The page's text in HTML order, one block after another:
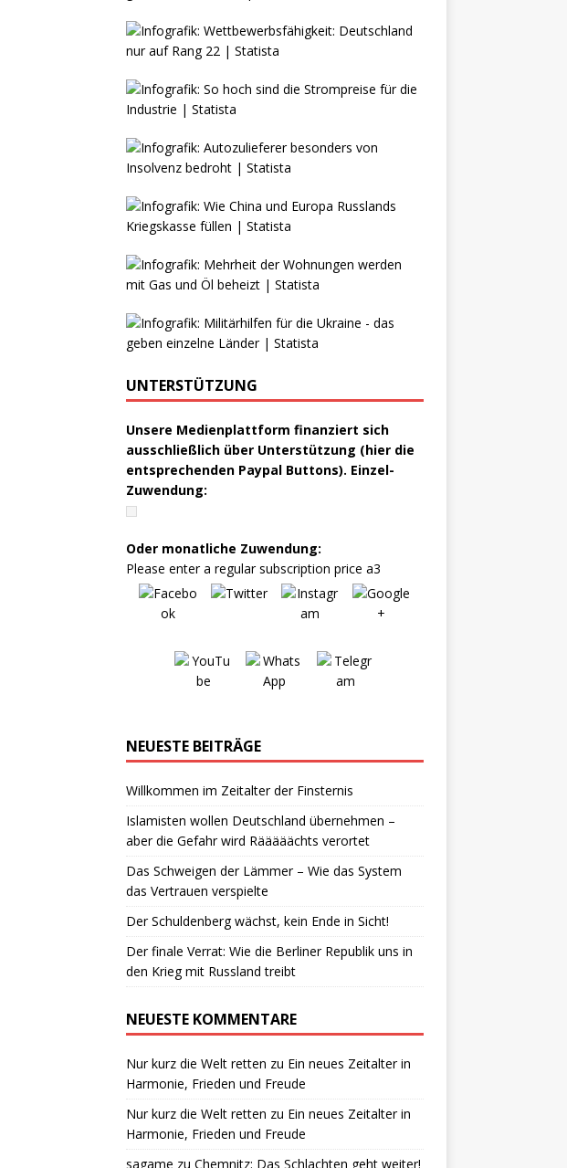
UNTERSTÜTZUNG
Unsere Medienplattform finanziert sich
ausschließlich über Unterstützung (hier die
entsprechenden Paypal Buttons). Einzel-
Zuwendung:
Oder monatliche Zuwendung:
Please enter a regular subscription price a3
NEUESTE BEITRÄGE
Willkommen im Zeitalter der Finsternis
Islamisten wollen Deutschland übernehmen –
aber die Gefahr wird Rääääächts verortet
Das Schweigen der Lämmer – Wie das System
das Vertrauen verspielte
Der Schuldenberg wächst, kein Ende in Sicht!
Der finale Verrat: Wie die Berliner Republik uns in
den Krieg mit Russland treibt
NEUESTE KOMMENTARE
Nur kurz die Welt retten zu Ein neues Zeitalter in
Harmonie, Frieden und Freude
Nur kurz die Welt retten zu Ein neues Zeitalter in
Harmonie, Frieden und Freude
sagame zu Chemnitz: Das Schlachten geht weiter!